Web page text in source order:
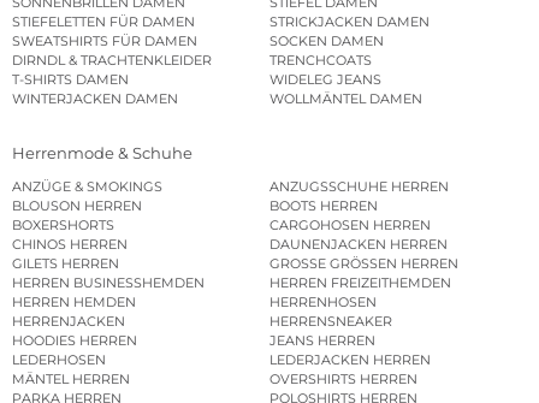
STIEFELETTEN FÜR DAMEN
STRICKJACKEN DAMEN
SWEATSHIRTS FÜR DAMEN
SOCKEN DAMEN
DIRNDL & TRACHTENKLEIDER
TRENCHCOATS
T-SHIRTS DAMEN
WIDELEG JEANS
WINTERJACKEN DAMEN
WOLLMÄNTEL DAMEN
Herrenmode & Schuhe
ANZÜGE & SMOKINGS
ANZUGSSCHUHE HERREN
BLOUSON HERREN
BOOTS HERREN
BOXERSHORTS
CARGOHOSEN HERREN
CHINOS HERREN
DAUNENJACKEN HERREN
GILETS HERREN
GROSSE GRÖSSEN HERREN
HERREN BUSINESSHEMDEN
HERREN FREIZEITHEMDEN
HERREN HEMDEN
HERRENHOSEN
HERRENJACKEN
HERRENSNEAKER
HOODIES HERREN
JEANS HERREN
LEDERHOSEN
LEDERJACKEN HERREN
MÄNTEL HERREN
OVERSHIRTS HERREN
PARKA HERREN
POLOSHIRTS HERREN